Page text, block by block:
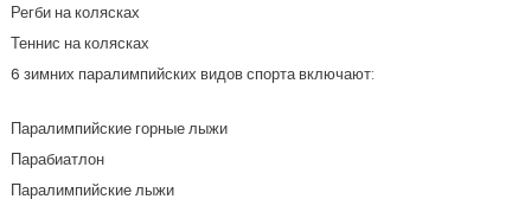
Регби на колясках
Теннис на колясках
6 зимних паралимпийских видов спорта включают:
Паралимпийские горные лыжи
Парабиатлон
Паралимпийские лыжи